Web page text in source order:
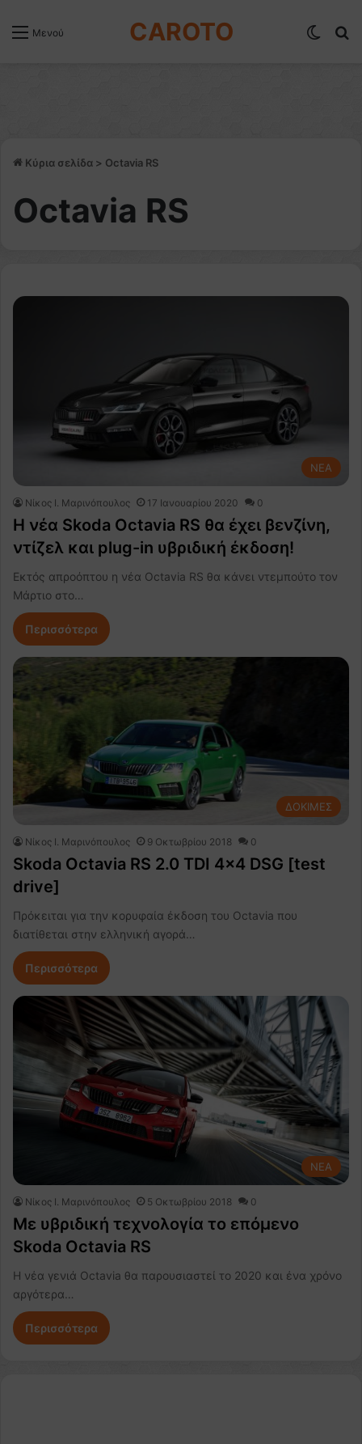
Μενού CAROTO
Κύρια σελίδα > Octavia RS
Octavia RS
NEA
Nίκος Ι. Mαρινόπουλος 17 Ιανουαρίου 2020 0
Η νέα Skoda Octavia RS θα έχει βενζίνη,
ντίζελ και plug-in υβριδική έκδοση!
Εκτός απροόπτου η νέα Octavia RS θα κάνει ντεμπούτο τον
Μάρτιο στο…
Περισσότερα
ΔΟΚΙΜΕΣ
Nίκος Ι. Mαρινόπουλος 9 Οκτωβρίου 2018 0
Skoda Octavia RS 2.0 TDI 4×4 DSG [test
drive]
Πρόκειται για την κορυφαία έκδοση του Octavia που
διατίθεται στην ελληνική αγορά…
Περισσότερα
NEA
Nίκος Ι. Mαρινόπουλος 5 Οκτωβρίου 2018 0
Με υβριδική τεχνολογία το επόμενο
Skoda Octavia RS
Η νέα γενιά Octavia θα παρουσιαστεί το 2020 και ένα χρόνο
αργότερα…
Περισσότερα